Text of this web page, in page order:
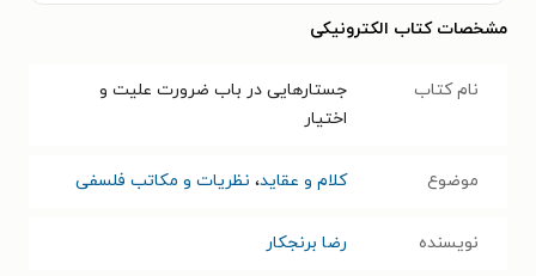
مشخصات کتاب الکترونیکی
نام کتاب
جستارهایی در باب ضرورت علیت و
اختیار
موضوع کلام و عقاید، نظریات و مکاتب فلسفی
نویسنده رضا برنجکار